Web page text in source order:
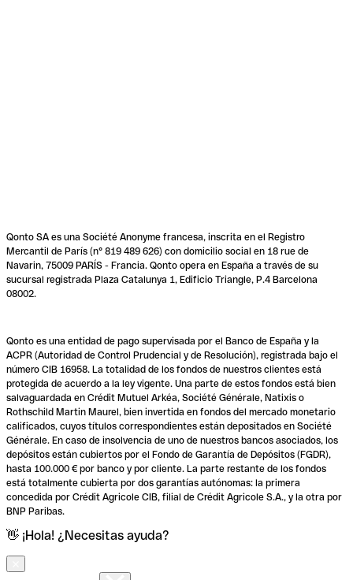
Qonto SA es una Société Anonyme francesa, inscrita en el Registro
Mercantil de París (n° 819 489 626) con domicilio social en 18 rue de
Navarin, 75009 PARÍS - Francia. Qonto opera en España a través de su
sucursal registrada Plaza Catalunya 1, Edificio Triangle, P.4 Barcelona
08002.
Qonto es una entidad de pago supervisada por el Banco de España y la
ACPR (Autoridad de Control Prudencial y de Resolución), registrada bajo el
número CIB 16958. La totalidad de los fondos de nuestros clientes está
protegida de acuerdo a la ley vigente. Una parte de estos fondos está bien
salvaguardada en Crédit Mutuel Arkéa, Société Générale, Natixis o
Rothschild Martin Maurel, bien invertida en fondos del mercado monetario
calificados, cuyos títulos correspondientes están depositados en Société
Générale. En caso de insolvencia de uno de nuestros bancos asociados, los
depósitos están cubiertos por el Fondo de Garantía de Depósitos (FGDR),
hasta 100.000 € por banco y por cliente. La parte restante de los fondos
está totalmente cubierta por dos garantías autónomas: la primera
concedida por Crédit Agricole CIB, filial de Crédit Agricole S.A., y la otra por
BNP Paribas.
👋 ¡Hola! ¿Necesitas ayuda?